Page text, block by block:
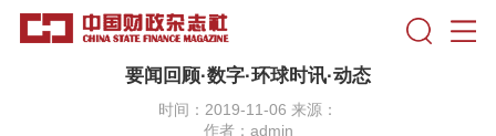
要闻回顾·数字·环球时讯·动态
时间：2019-11-06 来源：
作者：admin